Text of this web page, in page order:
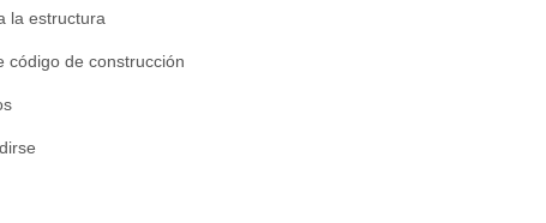
la estructura
código de construcción